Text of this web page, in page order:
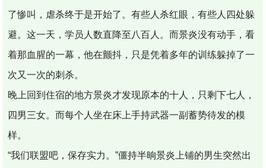
了惨叫，虐杀终于是开始了。有些人杀红眼，有些人四处躲
避。这一天，学员人数直降至八百人。而景炎没有动手，看
着那血腥的一幕，他在颤抖，只是凭着多年的训练躲掉了一
次又一次的刺杀。
晚上回到住宿的地方景炎才发现原本的十人，只剩下七人，
四男三女。而每个人坐在床上手持武器一副蓄势待发的模
样。
“我们联盟吧，保存实力。”僵持半晌景炎上铺的男生突然出